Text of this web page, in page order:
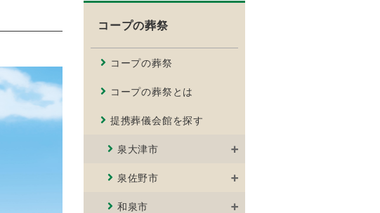
コープの葬祭
コープの葬祭
コープの葬祭とは
提携葬儀会館を探す
泉大津市
泉佐野市
和泉市